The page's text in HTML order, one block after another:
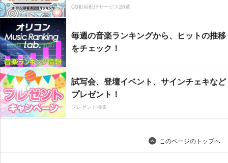
CS動画配信サービス20選
毎週の音楽ランキングから、ヒットの推移
をチェック！
試写会、登壇イベント、サインチェキなど
プレゼント！
プレゼント特集
このページのトップへ